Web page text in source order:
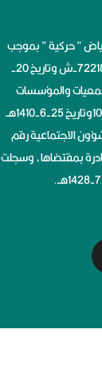
” حركية ” بموجب
خطاب وزارة الشؤون الإجتماعية رقم 6-72218-ش وتاريخ 20-
الجمعيات والمؤسسات
الخيرية الصادرة بقرار مجلس الوزراء رقم 107وتاريخ 25-6-1410هــ
الاجتماعية رقم
الصادرة بمقتضاها، وسجلت